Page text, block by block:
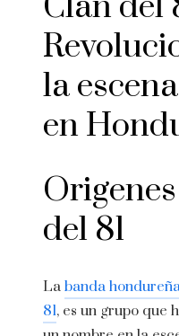
la
en
del 81
La banda
81, es un grupo que